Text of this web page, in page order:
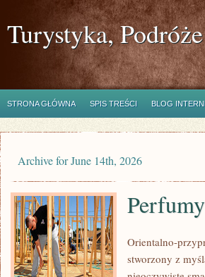
Turystyka, Podróże
STRONA GŁÓWNA SPIS TREŚCI BLOG
Archive for June 14th, 2026
Orientalno-
stworzony z